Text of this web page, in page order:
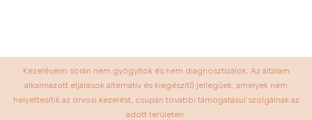
Kezeléseim során nem gyógyítok és nem diagnosztizálok. Az általam
alkalmazott eljárások alternatív és kiegészítő jellegűek, amelyek nem
helyettesítik az orvosi kezelést, csupán további támogatásul szolgálnak az
adott területen.